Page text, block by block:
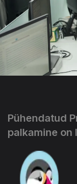
Pühendatud
palkamine on